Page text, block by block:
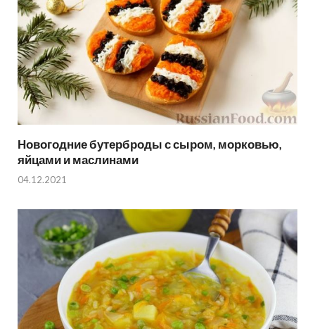
Новогодние бутерброды с сыром, морковью,
яйцами и маслинами
04.12.2021